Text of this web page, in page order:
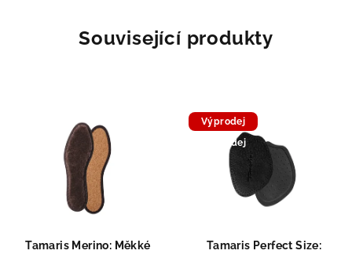
Související produkty
Tamaris Merino: Měkké
Výprodej
Doprodej
Tamaris Perfect Size: